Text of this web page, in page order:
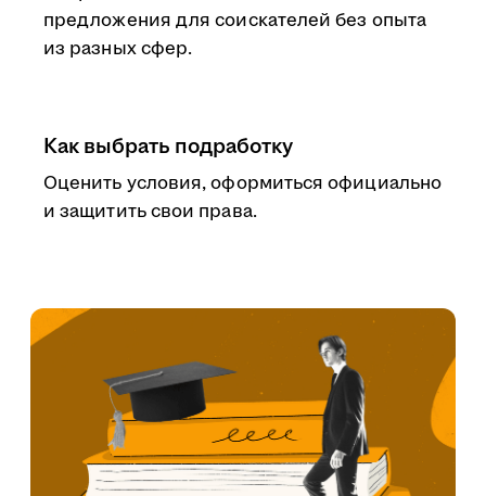
предложения для соискателей без опыта
из разных сфер.
Как выбрать подработку
Оценить условия, оформиться официально
и защитить свои права.